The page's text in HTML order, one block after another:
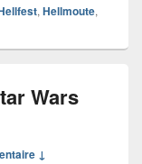
,Hellmoute,
Wars
↓